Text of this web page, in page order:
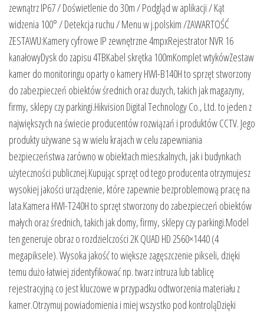
zewnątrz IP67 / Doświetlenie do 30m / Podgląd w aplikacji / Kąt
widzenia 100° / Detekcja ruchu / Menu w j.polskim /ZAWARTOŚĆ
ZESTAWU:Kamery cyfrowe IP zewnętrzne 4mpxRejestrator NVR 16
kanałowyDysk do zapisu 4TBKabel skrętka 100mKomplet wtykówZestaw
kamer do monitoringu oparty o kamery HWI-B140H to sprzęt stworzony
do zabezpieczeń obiektów średnich oraz duzych, takich jak magazyny,
firmy, sklepy czy parkingi.Hikvision Digital Technology Co., Ltd. to jeden z
największych na świecie producentów rozwiązań i produktów CCTV. Jego
produkty używane są w wielu krajach w celu zapewniania
bezpieczeństwa zarówno w obiektach mieszkalnych, jak i budynkach
użyteczności publicznej.Kupując sprzęt od tego producenta otrzymujesz
wysokiej jakości urządzenie, które zapewnie bezproblemową pracę na
lata.Kamera HWI-T240H to sprzęt stworzony do zabezpieczeń obiektów
małych oraz średnich, takich jak domy, firmy, sklepy czy parkingi.Model
ten generuje obraz o rozdzielczości 2K QUAD HD 2560×1440 (4
megapiksele). Wysoka jakość to większe zagęszczenie pikseli, dzięki
temu dużo łatwiej zidentyfikować np. twarz intruza lub tablicę
rejestracyjną co jest kluczowe w przypadku odtworzenia materiału z
kamer.Otrzymuj powiadomienia i miej wszystko pod kontroląDzięki